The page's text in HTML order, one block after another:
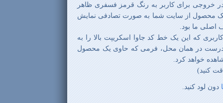
خروجی برای کاربر به رنگ قرمز فسفری ظاهر
محصول از سایت شما به صورت تصادفی نمایش
اصلی ما بود.
کاربری که این یک خط کد جاوا اسکریپت بالا را به
درست در همان محل، فرمی که حاوی یک محصول
خواهد کرد.
کنید)
دون لود کنید.